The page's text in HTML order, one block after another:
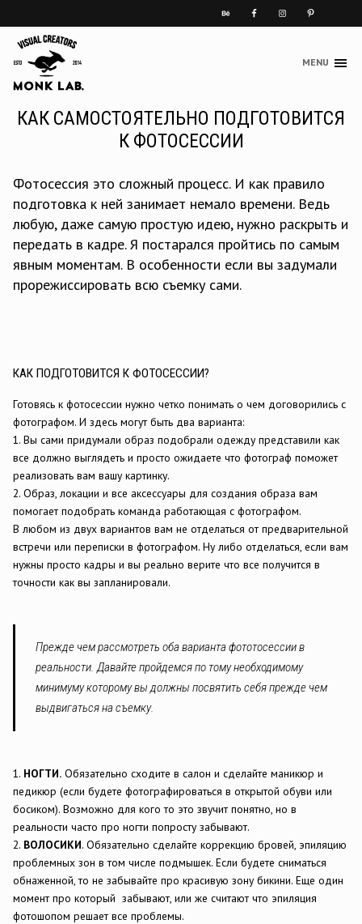
to
MENU
КАК САМОСТОЯТЕЛЬНО ПОДГОТОВИТСЯ
К ФОТОСЕССИИ
Фотосессия это сложный процесс. И как правило
подготовка к ней занимает немало времени. Ведь
любую, даже самую простую идею, нужно раскрыть и
передать в кадре. Я постарался пройтись по самым
явным моментам. В особенности если вы задумали
прорежиссировать всю съемку сами.
КАК ПОДГОТОВИТСЯ К ФОТОСЕССИИ?
Готовясь к фотосессии нужно четко понимать о чем договорились с
фотографом. И здесь могут быть два варианта:
1. Вы сами придумали образ подобрали одежду представили как
все должно выглядеть и просто ожидаете что фотограф поможет
реализовать вам вашу картинку.
2. Образ, локации и все аксессуары для создания образа вам
помогает подобрать команда работающая с фотографом.
В любом из двух вариантов вам не отделаться от предварительной
встречи или переписки в фотографом. Ну либо отделаться, если вам
нужны просто кадры и вы реально верите что все получится в
точности как вы запланировали.
Прежде чем рассмотреть оба варианта фототосессии в
реальности. Давайте пройдемся по тому необходимому
минимуму которому вы должны посвятить себя прежде чем
выдвигаться на съемку.
1. НОГТИ.Обязательно сходите в салон и сделайте маникюр и
педикюр (если будете фотографироваться в открытой обуви или
босиком). Возможно для кого то это звучит понятно, но в
реальности часто про ногти попросту забывают.
2. ВОЛОСИКИ. Обязательно сделайте коррекцию бровей, эпиляцию
проблемных зон в том числе подмышек. Если будете сниматься
обнаженной, то не забывайте про красивую зону бикини. Еще один
момент про который забывают, или же считают что эпиляция
фотошопом решает все проблемы.